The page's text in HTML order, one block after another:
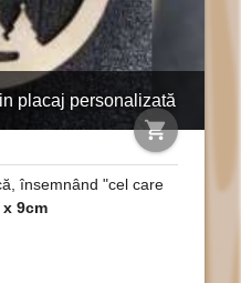
placaj personalizată
shopping_cart
însemnând "cel care
9cm